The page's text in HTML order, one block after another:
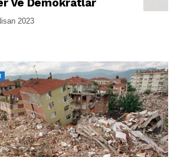
2023